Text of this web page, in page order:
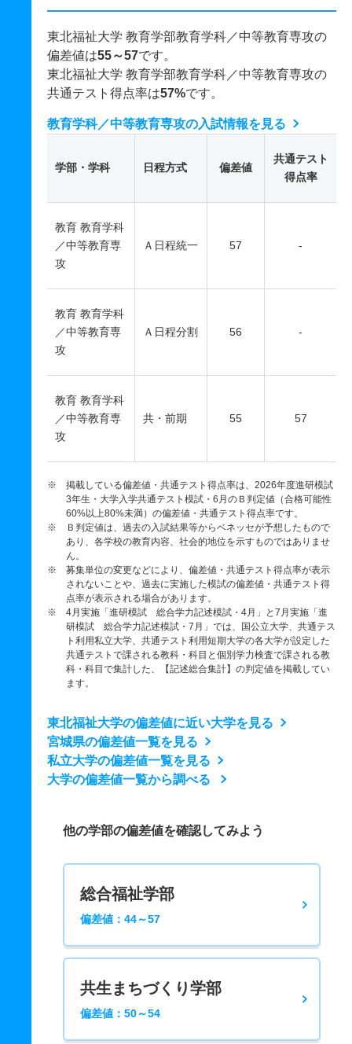
東北福祉大学 教育学部教育学科／中等教育専攻の
偏差値は55～57です。
東北福祉大学 教育学部教育学科／中等教育専攻の
共通テスト得点率は57%です。
教育学科／中等教育専攻の入試情報を見る
学部・学科 日程方式 偏差値
共通テスト
得点率
教育 教育学科
／中等教育専
攻
Ａ日程統一 57 -
教育 教育学科
／中等教育専
攻
Ａ日程分割 56 -
教育 教育学科
／中等教育専
攻
共・前期 55 57
※ 掲載している偏差値・共通テスト得点率は、2026年度進研模試
3年生・大学入学共通テスト模試・6月のＢ判定値（合格可能性
60%以上80%未満）の偏差値・共通テスト得点率です。
※ Ｂ判定値は、過去の入試結果等からベネッセが予想したもので
あり、各学校の教育内容、社会的地位を示すものではありませ
ん。
※ 募集単位の変更などにより、偏差値・共通テスト得点率が表示
されないことや、過去に実施した模試の偏差値・共通テスト得
点率が表示される場合があります。
※ 4月実施「進研模試 総合学力記述模試・4月」と7月実施「進
研模試 総合学力記述模試・7月」では、国公立大学、共通テス
ト利用私立大学、共通テスト利用短期大学の各大学が設定した
共通テストで課される教科・科目と個別学力検査で課される教
科・科目で集計した、【記述総合集計】の判定値を掲載してい
ます。
東北福祉大学の偏差値に近い大学を見る
宮城県の偏差値一覧を見る
私立大学の偏差値一覧を見る
大学の偏差値一覧から調べる
他の学部の偏差値を確認してみよう
総合福祉学部
偏差値：44～57
共生まちづくり学部
偏差値：50～54